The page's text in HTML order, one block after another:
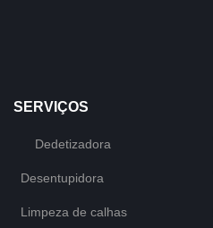
SERVIÇOS
Dedetizadora
Desentupidora
Limpeza de calhas